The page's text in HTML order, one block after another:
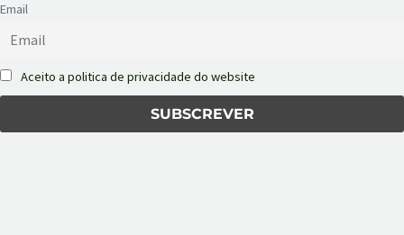
Email
Aceito a politica de privacidade do website